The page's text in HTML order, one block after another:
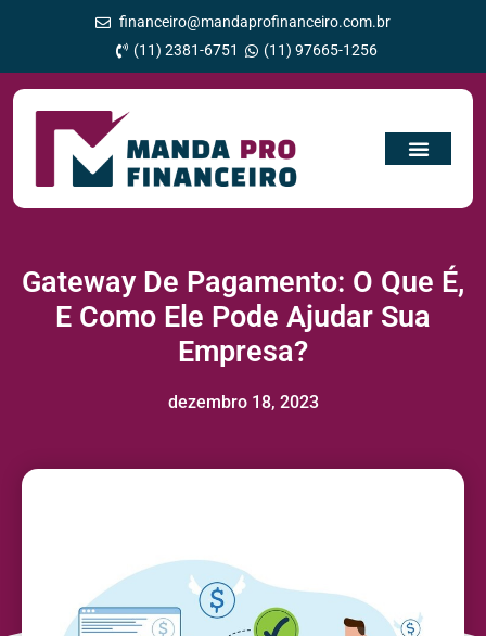
financeiro@mandaprofinanceiro.com.br
(11) 2381-6751
(11) 97665-1256
Gateway De Pagamento: O Que É,
E Como Ele Pode Ajudar Sua
Empresa?
dezembro 18, 2023